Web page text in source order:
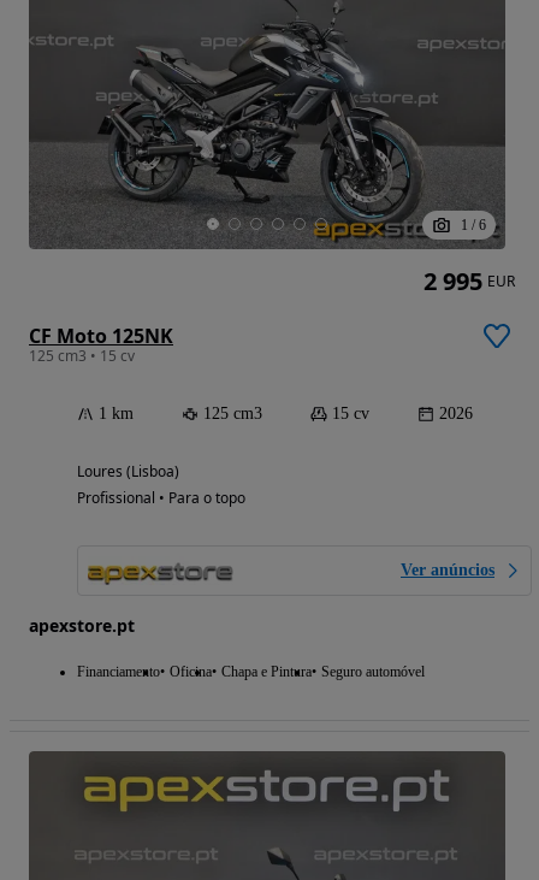
1 / 6
CF Moto 125NK
125 cm3 • 15 cv
1 km 125 cm3 15 cv 2026
Loures (Lisboa)
Profissional • Para o topo
Ver anúncios
apexstore.pt
Financiamento Oficina Chapa e Pintura Seguro automóvel
2 995 EUR